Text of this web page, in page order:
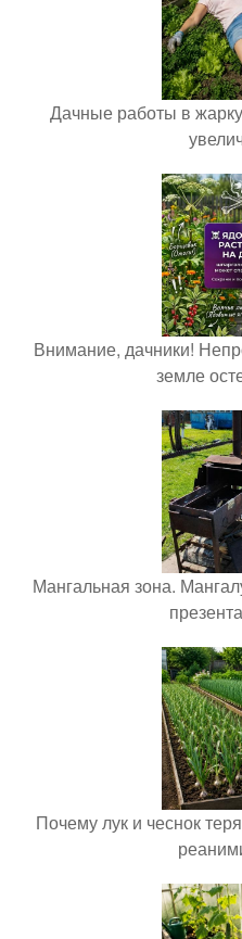
Дачные работы в
Внимание, дачники!
земле
Мангальная зона.
Почему лук и чеснок